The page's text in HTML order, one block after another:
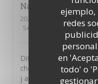
ejemplo,
redes
en
todo' o
Nathalie
2023-03-05
- 11:45 -
Servicio
Ambiente:
Difficile de ne pas
choix C était bon
j apprécierait une